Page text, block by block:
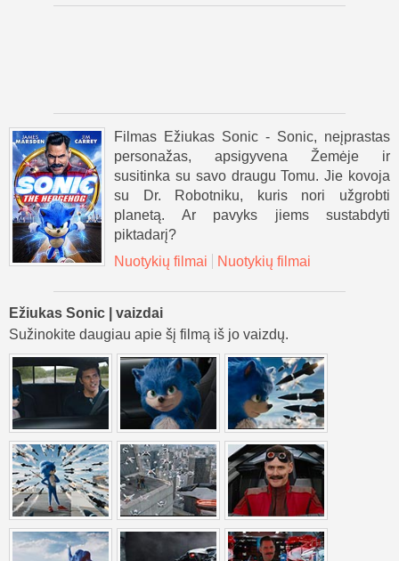
Filmas Ežiukas Sonic - Sonic, neįprastas
personažas, apsigyvena Žemėje ir
susitinka su savo draugu Tomu. Jie kovoja
su Dr. Robotniku, kuris nori užgrobti
planetą. Ar pavyks jiems sustabdyti
piktadarį?
Nuotykių filmai
Nuotykių filmai
Ežiukas Sonic | vaizdai
Sužinokite daugiau apie šį filmą iš jo vaizdų.